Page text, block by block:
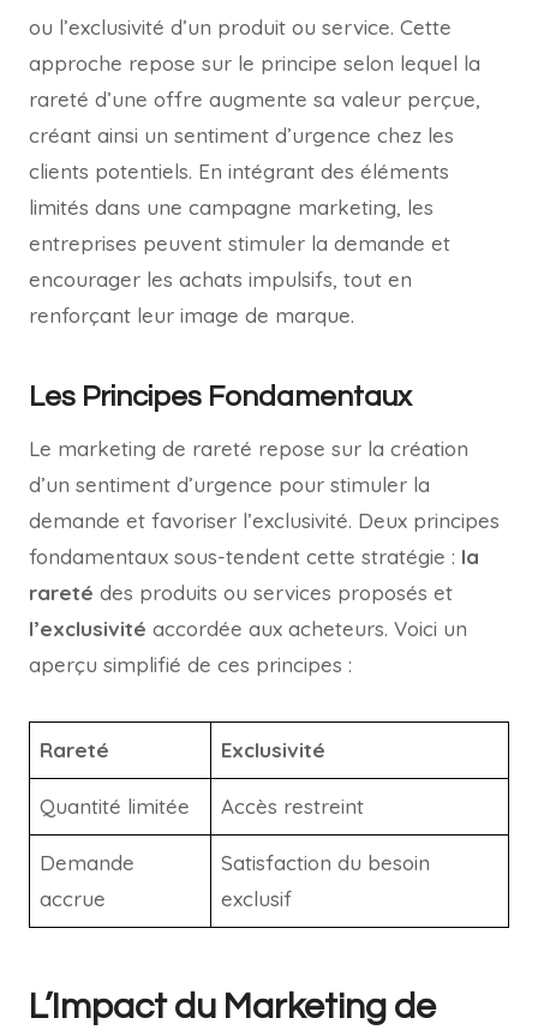
ou l’exclusivité d’un produit ou service. Cette
approche repose sur le principe selon lequel la
rareté d’une offre augmente sa valeur perçue,
créant ainsi un sentiment d’urgence chez les
clients potentiels. En intégrant des éléments
limités dans une campagne marketing, les
entreprises peuvent stimuler la demande et
encourager les achats impulsifs, tout en
renforçant leur image de marque.
Les Principes Fondamentaux
Le marketing de rareté repose sur la création
d’un sentiment d’urgence pour stimuler la
demande et favoriser l’exclusivité. Deux principes
fondamentaux sous-tendent cette stratégie : la
rareté des produits ou services proposés et
l’exclusivité accordée aux acheteurs. Voici un
aperçu simplifié de ces principes :
Rareté Exclusivité
Quantité limitée Accès restreint
Demande
accrue
Satisfaction du besoin
exclusif
L’Impact du Marketing de